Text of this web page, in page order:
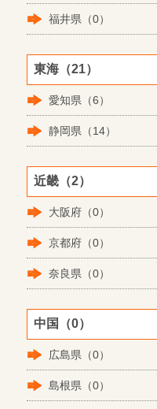
福井県（0）
東海（21）
愛知県（6）
静岡県（14）
近畿（2）
大阪府（0）
京都府（0）
奈良県（0）
中国（0）
広島県（0）
島根県（0）